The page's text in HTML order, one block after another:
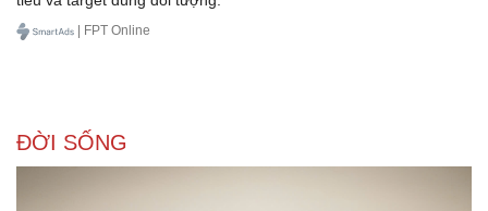
Thông tin doanh nghiệp
Doanh nghiệp 24h
| FPT Online
ĐỜI SỐNG